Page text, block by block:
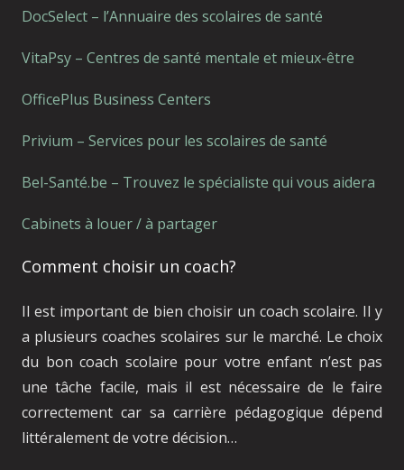
DocSelect – l’Annuaire des scolaires de santé
VitaPsy – Centres de santé mentale et mieux-être
OfficePlus Business Centers
Privium – Services pour les scolaires de santé
Bel-Santé.be – Trouvez le spécialiste qui vous aidera
Cabinets à louer / à partager
Comment choisir un coach?
Il est important de bien choisir un coach scolaire. Il y
a plusieurs coaches scolaires sur le marché. Le choix
du bon coach scolaire pour votre enfant n’est pas
une tâche facile, mais il est nécessaire de le faire
correctement car sa carrière pédagogique dépend
littéralement de votre décision…